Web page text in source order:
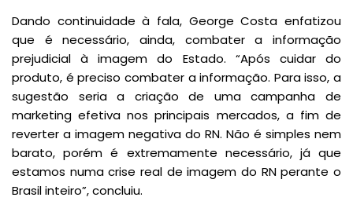
Dando continuidade à fala, George Costa enfatizou
que é necessário, ainda, combater a informação
prejudicial à imagem do Estado. “Após cuidar do
produto, é preciso combater a informação. Para isso, a
sugestão seria a criação de uma campanha de
marketing efetiva nos principais mercados, a fim de
reverter a imagem negativa do RN. Não é simples nem
barato, porém é extremamente necessário, já que
estamos numa crise real de imagem do RN perante o
Brasil inteiro”, concluiu.